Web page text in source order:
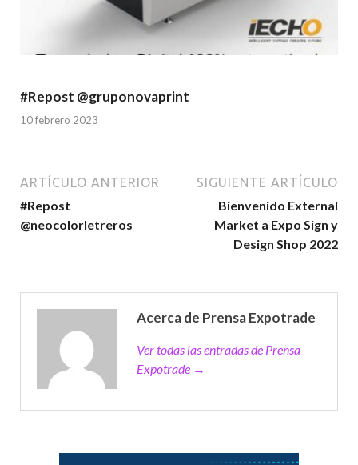
#Repost @gruponovaprint
10 febrero 2023
ARTÍCULO ANTERIOR
#Repost
@neocolorletreros
SIGUIENTE ARTÍCULO
Bienvenido External
Market a Expo Sign y
Design Shop 2022
Acerca de Prensa Expotrade
Ver todas las entradas de Prensa
Expotrade →